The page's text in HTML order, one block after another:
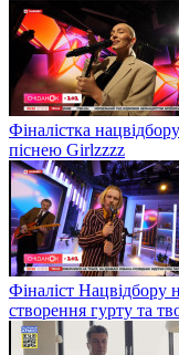
Фіналістка
піснею Girlzzzz
Фіналіст
створення гурту та